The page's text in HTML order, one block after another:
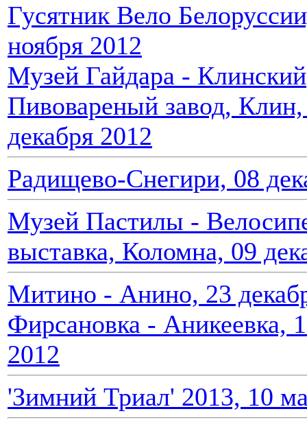
Гусятник Вело
ноября 2012
Музей Гайдара - Клинский
Пивовареный завод,
декабря 2012
Радищево-Снегири, 08
Музей Пастилы -
выставка, Коломна, 09
Митино - Анино, 23
Фирсановка - Аникеевка,
2012
'Зимний Триал' 2013, 10